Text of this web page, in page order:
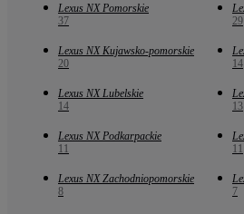
Lexus NX Pomorskie
37
29
Lexus NX Kujawsko-pomorskie
20
14
Lexus NX Lubelskie
14
13
Lexus NX Podkarpackie
11
11
Lexus NX Zachodniopomorskie
8
7